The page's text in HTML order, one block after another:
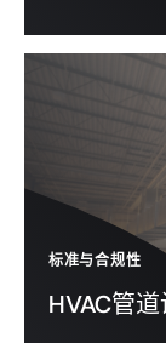
标准与合规性
HVAC管